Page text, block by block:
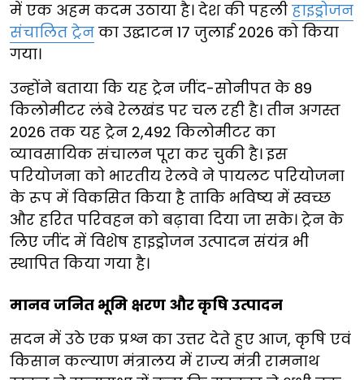
में एक अहम कदम उठाया है। देश की पहली हाइड्रोजन
संचालित ट्रेन का उद्घाटन 17 जुलाई 2026 को किया
गया।
उन्होंने बताया कि यह ट्रेन जींद-सोनीपत के 89
किलोमीटर लंबे रेलखंड पर चल रही है। तीन अगस्त
2026 तक यह ट्रेन 2,492 किलोमीटर का
व्यावसायिक संचालन पूरा कर चुकी है। इस
परियोजना को भारतीय रेलवे ने पायलट परियोजना
के रूप में विकसित किया है ताकि भविष्य में स्वच्छ
और हरित परिवहन को बढ़ावा दिया जा सके। ट्रेन के
लिए जींद में विशेष हाइड्रोजन उत्पादन संयंत्र भी
स्थापित किया गया है।
मानव जनित भूमि क्षरण और कृषि उत्पादन
सदन में उठे एक प्रश्न का उत्तर देते हुए आज, कृषि एवं
किसान कल्याण मंत्रालय में राज्य मंत्री रामनाथ